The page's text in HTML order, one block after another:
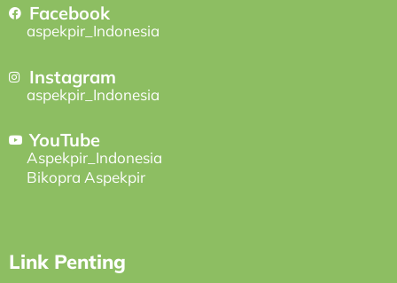
Facebook
aspekpir_Indonesia
Instagram
aspekpir_Indonesia
YouTube
Aspekpir_Indonesia
Bikopra Aspekpir
Link Penting